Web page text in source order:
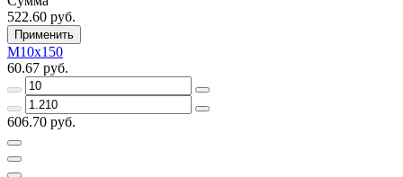
522.60 руб.
Применить
М10х150
60.67 руб.
606.70 руб.